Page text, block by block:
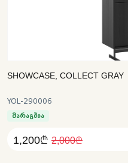
SHOWCASE, COLLECT GRAY
YOL-290006
მარაგშია
1,200₾ 2,000₾